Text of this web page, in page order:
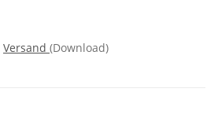
Versand (Download)